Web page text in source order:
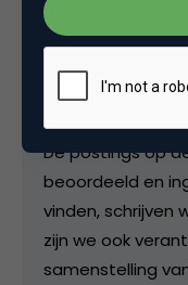
De postings op
beoordeeld en
vinden, schrijven
zijn we ook
samenstelling